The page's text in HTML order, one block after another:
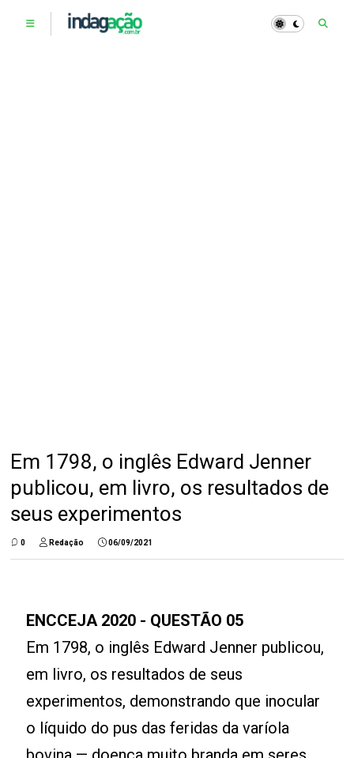
Em 1798, o inglês Edward Jenner
publicou, em livro, os resultados de
seus experimentos
0 Redação 06/09/2021
ENCCEJA 2020 - QUESTÃO 05
Em 1798, o inglês Edward Jenner publicou,
em livro, os resultados de seus
experimentos, demonstrando que inocular
o líquido do pus das feridas da varíola